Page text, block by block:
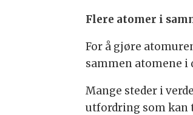
Flere atomer i
For å gjøre
sammen atomene
Mange steder i
utfordring som kan